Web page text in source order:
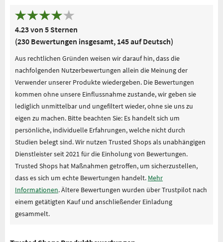
4.23 von 5 Sternen
(230 Bewertungen insgesamt, 145 auf Deutsch)
Aus rechtlichen Gründen weisen wir darauf hin, dass die
nachfolgenden Nutzerbewertungen allein die Meinung der
Verwender unserer Produkte wiedergeben. Die Bewertungen
kommen ohne unsere Einflussnahme zustande, wir geben sie
lediglich unmittelbar und ungefiltert wieder, ohne sie uns zu
eigen zu machen. Bitte beachten Sie: Es handelt sich um
persönliche, individuelle Erfahrungen, welche nicht durch
Studien belegt sind. Wir nutzen Trusted Shops als unabhängigen
Dienstleister seit 2021 für die Einholung von Bewertungen.
Trusted Shops hat Maßnahmen getroffen, um sicherzustellen,
dass es sich um echte Bewertungen handelt. Mehr
Informationen. Ältere Bewertungen wurden über Trustpilot nach
einem getätigten Kauf und anschließender Einladung
gesammelt.